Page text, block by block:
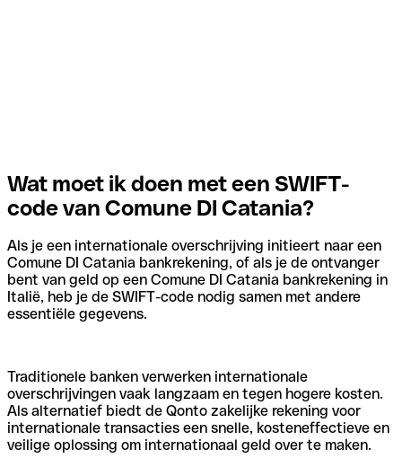
Wat moet ik doen met een SWIFT-
code van Comune DI Catania?
Als je een internationale overschrijving initieert naar een
Comune DI Catania bankrekening, of als je de ontvanger
bent van geld op een Comune DI Catania bankrekening in
Italië, heb je de SWIFT-code nodig samen met andere
essentiële gegevens.
Traditionele banken verwerken internationale
overschrijvingen vaak langzaam en tegen hogere kosten.
Als alternatief biedt de Qonto zakelijke rekening voor
internationale transacties een snelle, kosteneffectieve en
veilige oplossing om internationaal geld over te maken.